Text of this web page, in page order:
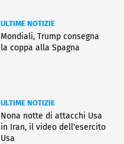
ULTIME NOTIZIE
Mondiali, Trump consegna
la coppa alla Spagna
ULTIME NOTIZIE
Nona notte di attacchi Usa
in Iran, il video dell'esercito
Usa